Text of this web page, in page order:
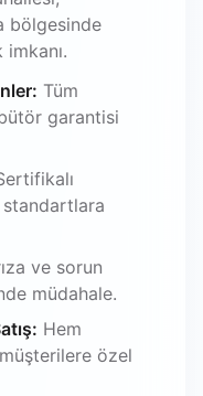
bölgesinde
Tüm
garantisi
ve sorun
müdahale.
Hem
özel